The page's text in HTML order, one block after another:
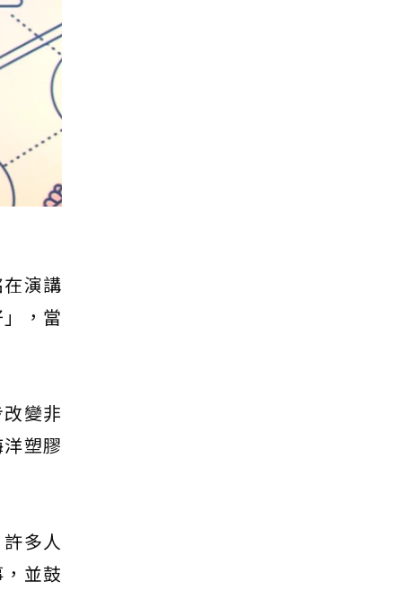
演講
，當
變非
塑膠
多人
並鼓